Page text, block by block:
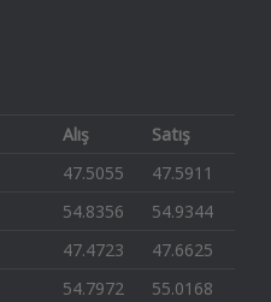
Alış
Satış
47.5055
47.5911
54.8356
54.9344
47.4723
47.6625
54.7972 55.0168